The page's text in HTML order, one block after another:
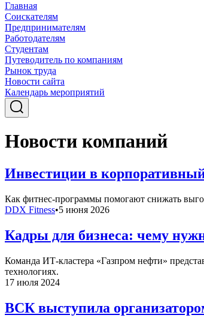
Главная
Соискателям
Предпринимателям
Работодателям
Студентам
Путеводитель по компаниям
Рынок труда
Новости сайта
Календарь мероприятий
Новости компаний
Инвестиции в
Как фитнес-программы помогают снижать
DDX Fitness•5 июня 2026
Кадры для бизнеса: чему
Команда ИТ-кластера «Газпром нефти»
технологиях.
17 июля 2024
ВСК выступила